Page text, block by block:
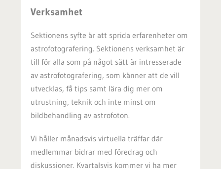
Verksamhet
Sektionens syfte är att sprida erfarenheter om
astrofotografering. Sektionens verksamhet är
till för alla som på något sätt är intresserade
av astrofotografering, som känner att de vill
utvecklas, få tips samt lära dig mer om
utrustning, teknik och inte minst om
bildbehandling av astrofoton.
Vi håller månadsvis virtuella träffar där
medlemmar bidrar med föredrag och
diskussioner. Kvartalsvis kommer vi ha mer